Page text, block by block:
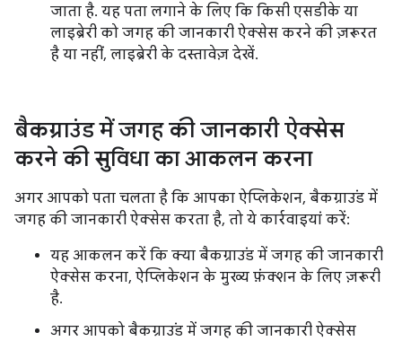
जाता है. यह पता लगाने के लिए कि किसी एसडीके या
लाइब्रेरी को जगह की जानकारी ऐक्सेस करने की ज़रूरत
है या नहीं, लाइब्रेरी के दस्तावेज़ देखें.
बैकग्राउंड में जगह की जानकारी ऐक्सेस
करने की सुविधा का आकलन करना
अगर आपको पता चलता है कि आपका ऐप्लिकेशन, बैकग्राउंड में
जगह की जानकारी ऐक्सेस करता है, तो ये कार्रवाइयां करें:
यह आकलन करें कि क्या बैकग्राउंड में जगह की जानकारी
ऐक्सेस करना, ऐप्लिकेशन के मुख्य फ़ंक्शन के लिए ज़रूरी
है.
अगर आपको बैकग्राउंड में जगह की जानकारी ऐक्सेस